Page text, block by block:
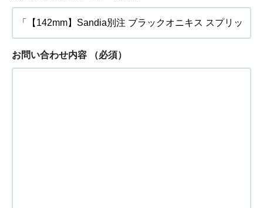
お問い合わせ内容 （必須）